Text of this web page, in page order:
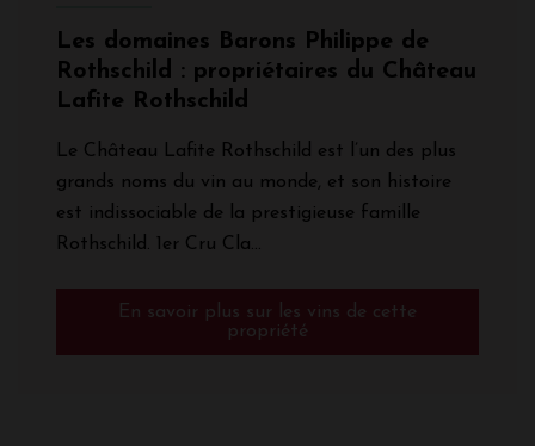
Les domaines Barons Philippe de
Rothschild : propriétaires du Château
Lafite Rothschild
Le Château Lafite Rothschild est l’un des plus
grands noms du vin au monde, et son histoire
est indissociable de la prestigieuse famille
Rothschild. 1er Cru Cla...
En savoir plus sur les vins de cette
propriété